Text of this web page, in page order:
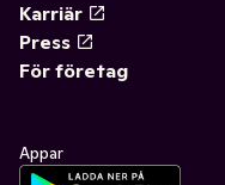
Karriär
Press
För företag
Appar